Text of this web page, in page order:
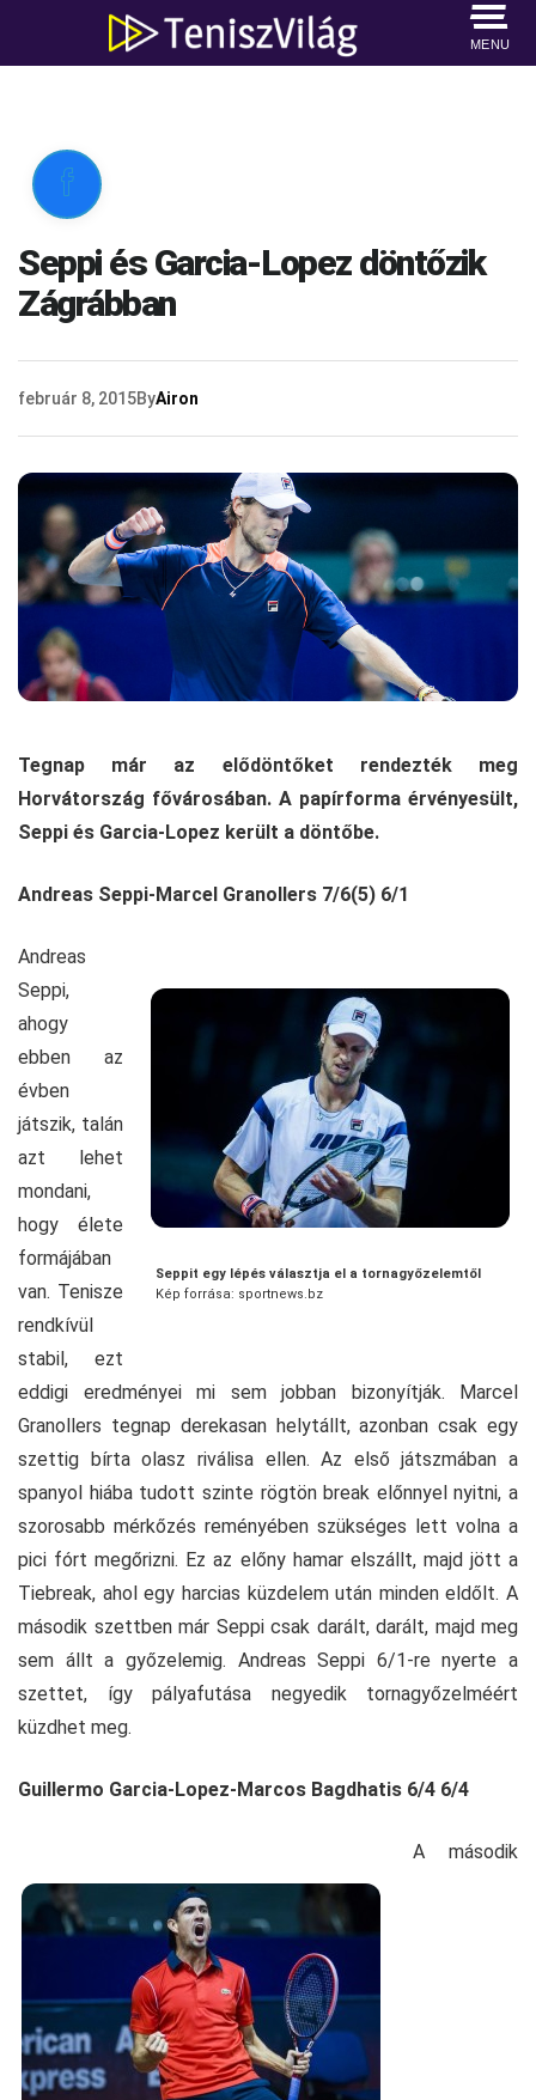
MENU

Seppi és Garcia-Lopez döntőzik
Zágrábban
február 8, 2015ByAiron
Tegnap már az elődöntőket rendezték meg
Horvátország fővárosában. A papírforma érvényesült,
Seppi és Garcia-Lopez került a döntőbe.
Andreas Seppi-Marcel Granollers 7/6(5) 6/1
Seppit egy lépés választja el a tornagyőzelemtől
Kép forrása: sportnews.bz
Andreas
Seppi,
ahogy
ebben az
évben
játszik, talán
azt lehet
mondani,
hogy élete
formájában
van. Tenisze
rendkívül
stabil, ezt
eddigi eredményei mi sem jobban bizonyítják. Marcel
Granollers tegnap derekasan helytállt, azonban csak egy
szettig bírta olasz riválisa ellen. Az első játszmában a
spanyol hiába tudott szinte rögtön break előnnyel nyitni, a
szorosabb mérkőzés reményében szükséges lett volna a
pici fórt megőrizni. Ez az előny hamar elszállt, majd jött a
Tiebreak, ahol egy harcias küzdelem után minden eldőlt. A
második szettben már Seppi csak darált, darált, majd meg
sem állt a győzelemig. Andreas Seppi 6/1-re nyerte a
szettet, így pályafutása negyedik tornagyőzelméért
küzdhet meg.
Guillermo Garcia-Lopez-Marcos Bagdhatis 6/4 6/4
A második